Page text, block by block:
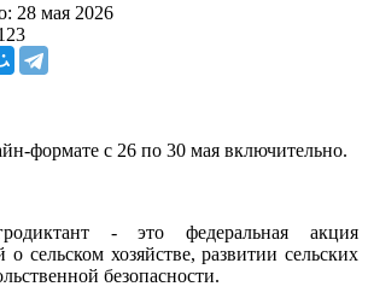
28 мая 2026
формате с 26 по 30 мая включительно.
- это федеральная акция
сельском хозяйстве, развитии сельских
безопасности.